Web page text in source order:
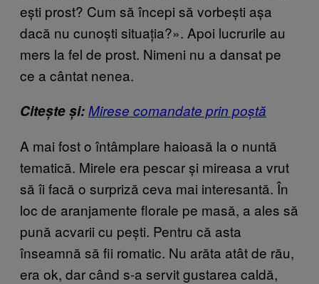
ești prost? Cum să începi să vorbești așa
dacă nu cunoști situația?». Apoi lucrurile au
mers la fel de prost. Nimeni nu a dansat pe
ce a cântat nenea.
Citește și:Mirese comandate prin poștă
A mai fost o întâmplare haioasă la o nuntă
tematică. Mirele era pescar și mireasa a vrut
să îi facă o surpriză ceva mai interesantă. În
loc de aranjamente florale pe masă, a ales să
pună acvarii cu pești. Pentru că asta
înseamnă să fii romatic. Nu arăta atât de rău,
era ok, dar când s-a servit gustarea caldă,